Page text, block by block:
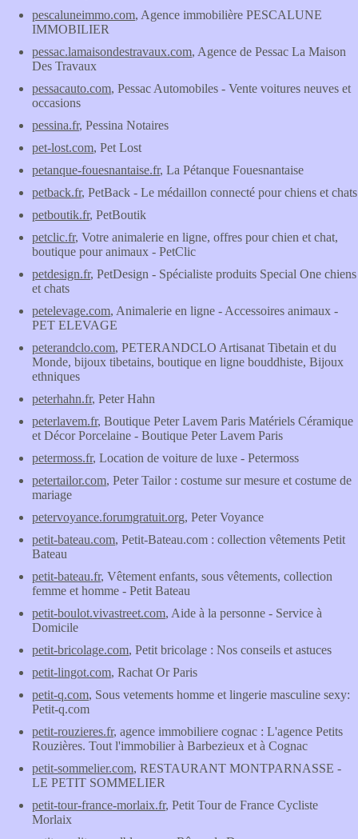
pescaluneimmo.com, Agence immobilière PESCALUNE
IMMOBILIER
pessac.lamaisondestravaux.com, Agence de Pessac La Maison
Des Travaux
pessacauto.com, Pessac Automobiles - Vente voitures neuves et
occasions
pessina.fr, Pessina Notaires
pet-lost.com, Pet Lost
petanque-fouesnantaise.fr, La Pétanque Fouesnantaise
petback.fr, PetBack - Le médaillon connecté pour chiens et chats
petboutik.fr, PetBoutik
petclic.fr, Votre animalerie en ligne, offres pour chien et chat,
boutique pour animaux - PetClic
petdesign.fr, PetDesign - Spécialiste produits Special One chiens
et chats
petelevage.com, Animalerie en ligne - Accessoires animaux -
PET ELEVAGE
peterandclo.com, PETERANDCLO Artisanat Tibetain et du
Monde, bijoux tibetains, boutique en ligne bouddhiste, Bijoux
ethniques
peterhahn.fr, Peter Hahn
peterlavem.fr, Boutique Peter Lavem Paris Matériels Céramique
et Décor Porcelaine - Boutique Peter Lavem Paris
petermoss.fr, Location de voiture de luxe - Petermoss
petertailor.com, Peter Tailor : costume sur mesure et costume de
mariage
petervoyance.forumgratuit.org, Peter Voyance
petit-bateau.com, Petit-Bateau.com : collection vêtements Petit
Bateau
petit-bateau.fr, Vêtement enfants, sous vêtements, collection
femme et homme - Petit Bateau
petit-boulot.vivastreet.com, Aide à la personne - Service à
Domicile
petit-bricolage.com, Petit bricolage : Nos conseils et astuces
petit-lingot.com, Rachat Or Paris
petit-q.com, Sous vetements homme et lingerie masculine sexy:
Petit-q.com
petit-rouzieres.fr, agence immobiliere cognac : L'agence Petits
Rouzières. Tout l'immobilier à Barbezieux et à Cognac
petit-sommelier.com, RESTAURANT MONTPARNASSE -
LE PETIT SOMMELIER
petit-tour-france-morlaix.fr, Petit Tour de France Cycliste
Morlaix